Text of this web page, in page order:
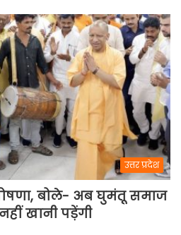
उत्तर प्रदेश
बोले- अब घुमंतू समाज
खानी पड़ेंगी